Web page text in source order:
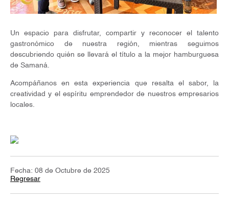
Un espacio para disfrutar, compartir y reconocer el talento
gastronómico de nuestra región, mientras seguimos
descubriendo quién se llevará el título a la mejor hamburguesa
de Samaná.
Acompáñanos en esta experiencia que resalta el sabor, la
creatividad y el espíritu emprendedor de nuestros empresarios
locales.
Fecha: 08 de Octubre de 2025
Regresar